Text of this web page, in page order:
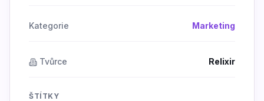
Kategorie Marketing
Tvůrce Relixir
ŠTÍTKY